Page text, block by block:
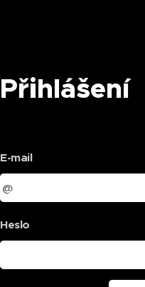
Přihlášení
E-mail
Heslo